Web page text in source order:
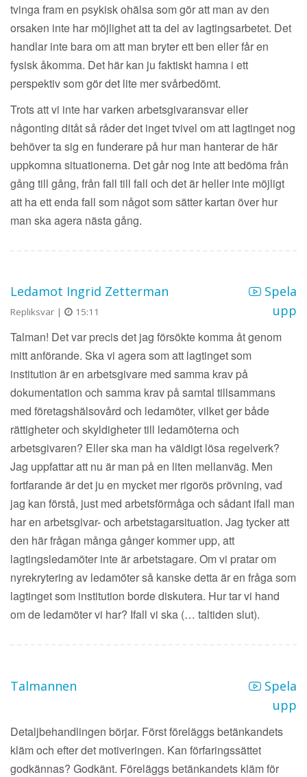
tvinga fram en psykisk ohälsa som gör att man av den
orsaken inte har möjlighet att ta del av lagtingsarbetet. Det
handlar inte bara om att man bryter ett ben eller får en
fysisk åkomma. Det här kan ju faktiskt hamna i ett
perspektiv som gör det lite mer svårbedömt.
Trots att vi inte har varken arbetsgivaransvar eller
någonting ditåt så råder det inget tvivel om att lagtinget nog
behöver ta sig en funderare på hur man hanterar de här
uppkomna situationerna. Det går nog inte att bedöma från
gång till gång, från fall till fall och det är heller inte möjligt
att ha ett enda fall som något som sätter kartan över hur
man ska agera nästa gång.
Ledamot Ingrid Zetterman
Repliksvar | 15:11
Spela
upp
Talman! Det var precis det jag försökte komma åt genom
mitt anförande. Ska vi agera som att lagtinget som
institution är en arbetsgivare med samma krav på
dokumentation och samma krav på samtal tillsammans
med företagshälsovård och ledamöter, vilket ger både
rättigheter och skyldigheter till ledamöterna och
arbetsgivaren? Eller ska man ha väldigt lösa regelverk?
Jag uppfattar att nu är man på en liten mellanväg. Men
fortfarande är det ju en mycket mer rigorös prövning, vad
jag kan förstå, just med arbetsförmåga och sådant ifall man
har en arbetsgivar- och arbetstagarsituation. Jag tycker att
den här frågan många gånger kommer upp, att
lagtingsledamöter inte är arbetstagare. Om vi pratar om
nyrekrytering av ledamöter så kanske detta är en fråga som
lagtinget som institution borde diskutera. Hur tar vi hand
om de ledamöter vi har? Ifall vi ska (… taltiden slut).
Talmannen
Spela
upp
Detaljbehandlingen börjar. Först föreläggs betänkandets
kläm och efter det motiveringen. Kan förfaringssättet
godkännas? Godkänt. Föreläggs betänkandets kläm för